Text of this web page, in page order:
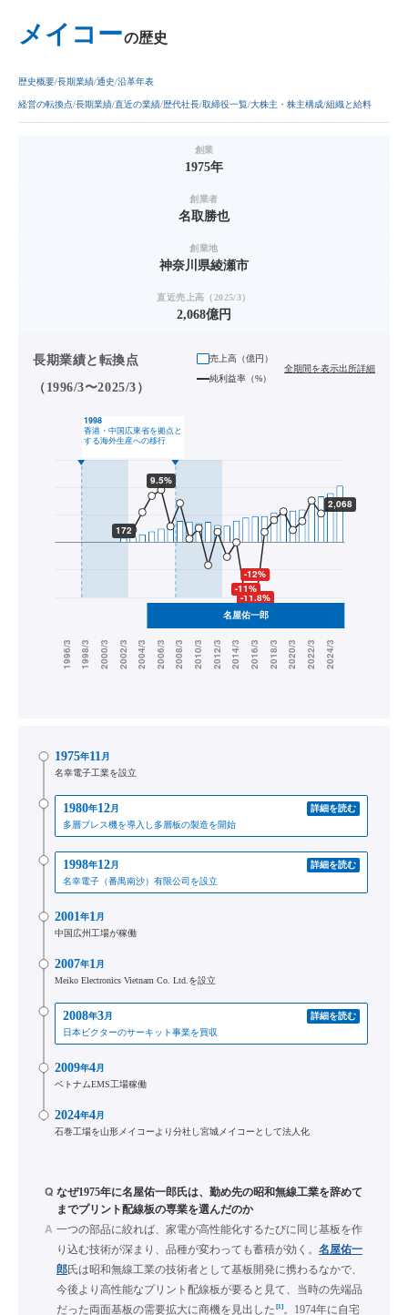
メイコーの歴史
歴史概要 長期業績 通史 沿革年表
経営の転換点 長期業績 直近の業績 歴代社長 取締役一覧 大株主・株主構成 組織と給料
創業
1975年
創業者
名取勝也
創業地
神奈川県綾瀬市
直近売上高（2025/3）
2,068億円
長期業績と転換点
（1996/3〜2025/3）
売上高（億円）
純利益率（%）
全期間を表示出所詳細
1975年11月
名幸電子工業を設立
1980年12月
詳細を読む
多層プレス機を導入し多層板の製造を開始
1998年12月
詳細を読む
名幸電子（番禺南沙）有限公司を設立
2001年1月
中国広州工場が稼働
2007年1月
Meiko Electronics Vietnam Co. Ltd.を設立
2008年3月
詳細を読む
日本ビクターのサーキット事業を買収
2009年4月
ベトナムEMS工場稼働
2024年4月
石巻工場を山形メイコーより分社し宮城メイコーとして法人化
Q なぜ1975年に名屋佑一郎氏は、勤め先の昭和無線工業を辞めて
までプリント配線板の専業を選んだのか
A 一つの部品に絞れば、家電が高性能化するたびに同じ基板を作
り込む技術が深まり、品種が変わっても蓄積が効く。 名屋佑一
郎氏は昭和無線工業の技術者として基板開発に携わるなかで、
今後より高性能なプリント配線板が要ると見て、当時の先端品
だった両面基板の需要拡大に商機を見出した [1]。1974年に自宅